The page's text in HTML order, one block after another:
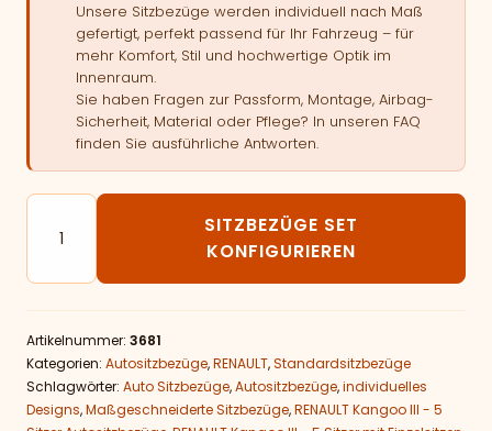
Unsere Sitzbezüge werden individuell nach Maß
gefertigt, perfekt passend für Ihr Fahrzeug – für
mehr Komfort, Stil und hochwertige Optik im
Innenraum.
Sie haben Fragen zur Passform, Montage, Airbag-
Sicherheit, Material oder Pflege? In unseren FAQ
finden Sie ausführliche Antworten.
Autositzbezüge passend für RENAULT Kangoo III - 5
SITZBEZÜGE SET
KONFIGURIEREN
Artikelnummer: 3681
Kategorien: Autositzbezüge,RENAULT,Standardsitzbezüge
Schlagwörter: Auto Sitzbezüge,Autositzbezüge,individuelles
Designs,Maßgeschneiderte Sitzbezüge,RENAULT Kangoo III - 5